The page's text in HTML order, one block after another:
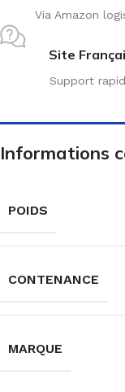
Via Amazon
Site
Support
Informations
POIDS
CONTENANCE
MARQUE